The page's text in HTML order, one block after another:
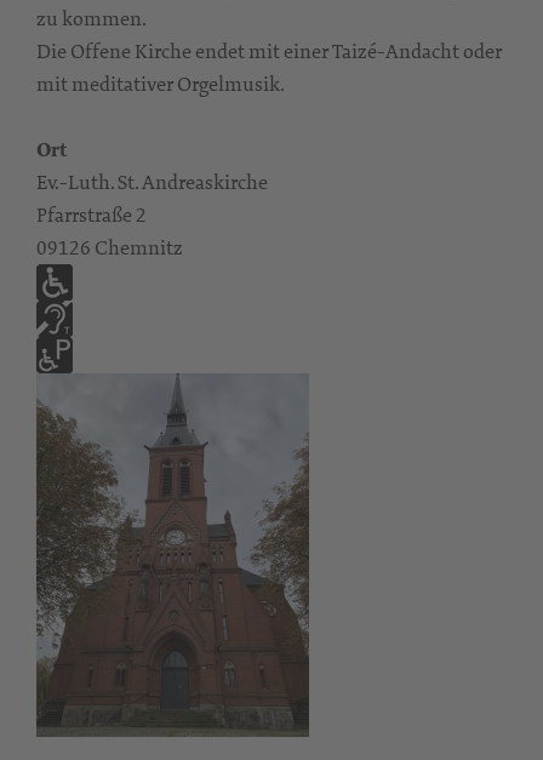
zu kommen.
Die Offene Kirche endet mit einer Taizé-Andacht oder
mit meditativer Orgelmusik.
Ort
Ev.-Luth. St. Andreaskirche
Pfarrstraße 2
09126 Chemnitz